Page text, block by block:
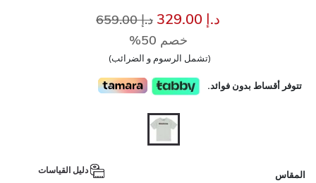
د.إ 329.00 سعر مخفض مند.إ 659.00
خصم 50%
(تشمل الرسوم و الضرائب)
تتوفر أقساط بدون فوائد.
المقاس